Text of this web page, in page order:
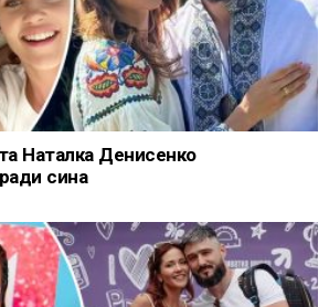
Наталка Денисенко
сина